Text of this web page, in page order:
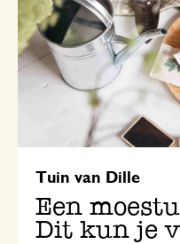
Tuin van Dille
Een
Dit kun je